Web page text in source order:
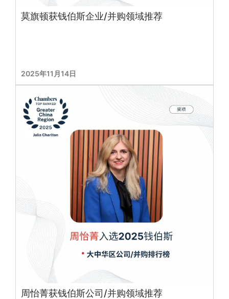
莫旗顿获钱伯斯企业/并购领域推荐
2025年11月14日
周怡菁获钱伯斯公司/并购领域推荐